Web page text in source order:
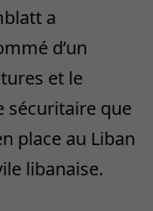
a
d’un
et le
sécuritaire que
place au Liban
libanaise.